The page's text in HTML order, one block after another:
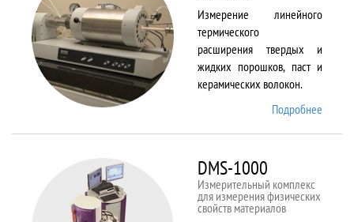
Измерение линейного
термического
расширения твердых и
жидких порошков, паст и
керамических волокон.
Подробнее
DMS-1000
Измерительный комплекс
для измерения физических
свойств материалов